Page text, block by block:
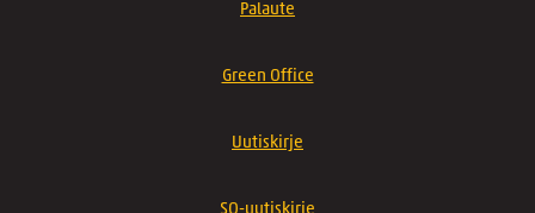
Palaute
Green Office
Uutiskirje